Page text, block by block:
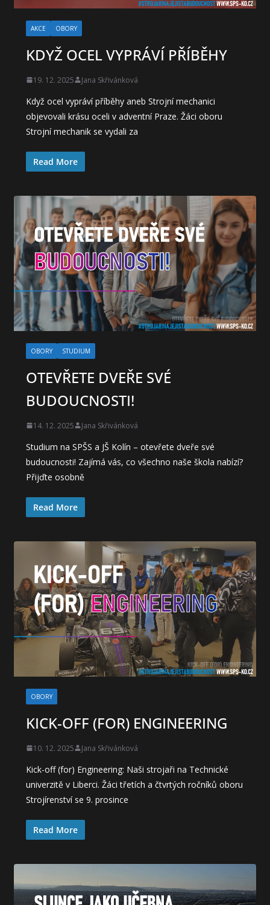
AKCE OBORY
KDYŽ OCEL VYPRÁVÍ PŘÍBĚHY
19. 12. 2025 Jana Skřivánková
Když ocel vypráví příběhy aneb Strojní mechanici
objevovali krásu oceli v adventní Praze. Žáci oboru
Strojní mechanik se vydali za
Read More
OBORY STUDIUM
OTEVŘETE DVEŘE SVÉ
BUDOUCNOSTI!
14. 12. 2025 Jana Skřivánková
Studium na SPŠS a JŠ Kolín – otevřete dveře své
budoucnosti! Zajímá vás, co všechno naše škola nabízí?
Přijďte osobně
Read More
OBORY
KICK-OFF (FOR) ENGINEERING
10. 12. 2025 Jana Skřivánková
Kick-off (for) Engineering: Naši strojaři na Technické
univerzitě v Liberci. Žáci třetích a čtvrtých ročníků oboru
Strojírenství se 9. prosince
Read More